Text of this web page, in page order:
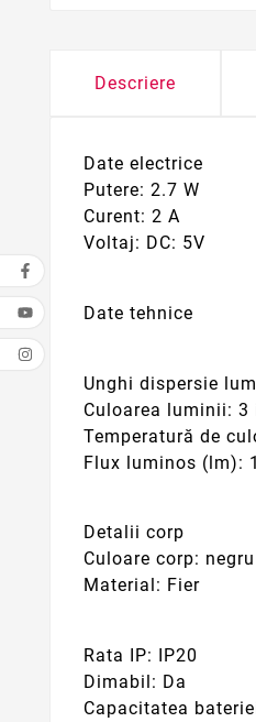
Descriere
Date electrice
Putere: 2.7 W
Curent: 2 A
Voltaj: DC: 5V
Date tehnice
Unghi dispersie
Culoarea luminii: 3
Temperatură de
Flux luminos (lm):
Detalii corp
Culoare corp: negru
Material: Fier
Rata IP: IP20
Dimabil: Da
Capacitatea